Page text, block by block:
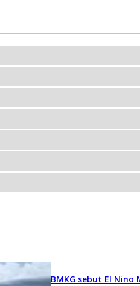
BMKG sebut El Nino